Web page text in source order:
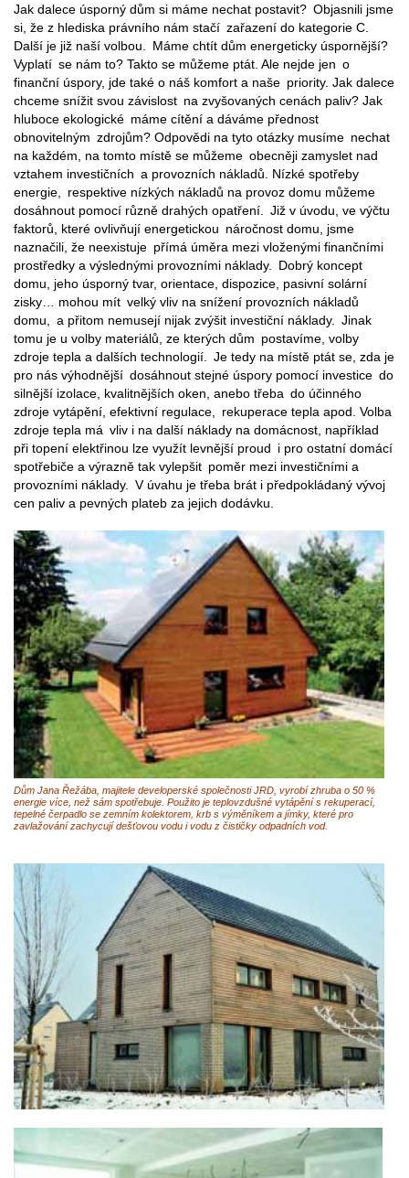
Jak dalece úsporný dům si máme nechat postavit? Objasnili jsme
si, že z hlediska právního nám stačí zařazení do kategorie C.
Další je již naší volbou. Máme chtít dům energeticky úspornější?
Vyplatí se nám to? Takto se můžeme ptát. Ale nejde jen o
finanční úspory, jde také o náš komfort a naše priority. Jak dalece
chceme snížit svou závislost na zvyšovaných cenách paliv? Jak
hluboce ekologické máme cítění a dáváme přednost
obnovitelným zdrojům? Odpovědi na tyto otázky musíme nechat
na každém, na tomto místě se můžeme obecněji zamyslet nad
vztahem investičních a provozních nákladů. Nízké spotřeby
energie, respektive nízkých nákladů na provoz domu můžeme
dosáhnout pomocí různě drahých opatření. Již v úvodu, ve výčtu
faktorů, které ovlivňují energetickou náročnost domu, jsme
naznačili, že neexistuje přímá úměra mezi vloženými finančními
prostředky a výslednými provozními náklady. Dobrý koncept
domu, jeho úsporný tvar, orientace, dispozice, pasivní solární
zisky… mohou mít velký vliv na snížení provozních nákladů
domu, a přitom nemusejí nijak zvýšit investiční náklady. Jinak
tomu je u volby materiálů, ze kterých dům postavíme, volby
zdroje tepla a dalších technologií. Je tedy na místě ptát se, zda je
pro nás výhodnější dosáhnout stejné úspory pomocí investice do
silnější izolace, kvalitnějších oken, anebo třeba do účinného
zdroje vytápění, efektivní regulace, rekuperace tepla apod. Volba
zdroje tepla má vliv i na další náklady na domácnost, například
při topení elektřinou lze využít levnější proud i pro ostatní domácí
spotřebiče a výrazně tak vylepšit poměr mezi investičními a
provozními náklady. V úvahu je třeba brát i předpokládaný vývoj
cen paliv a pevných plateb za jejich dodávku.
Dům Jana Řežába, majitele developerské společnosti JRD, vyrobí zhruba o 50 %
energie více, než sám spotřebuje. Použito je teplovzdušné vytápění s rekuperací,
tepelné čerpadlo se zemním kolektorem, krb s výměníkem a jímky, které pro
zavlažování zachycují dešťovou vodu i vodu z čističky odpadních vod.